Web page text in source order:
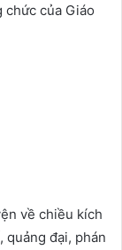
chức của Giáo
về chiều kích
quảng đại, phán